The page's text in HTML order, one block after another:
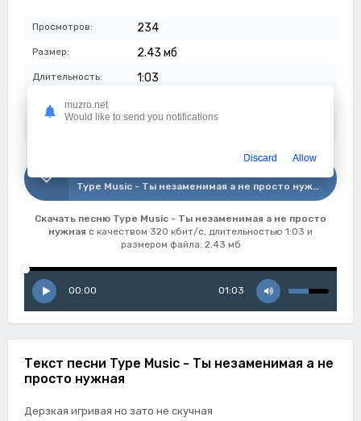
Просмотров: 234
Размер: 2.43 мб
Длительность: 1:03
Качество:
Type Music - Ты незаменимая а не просто нужная
Скачать песню Type Music - Ты незаменимая а не просто
нужная с качеством 320 кбит/с, длительностью 1:03 и
размером файла: 2.43 мб
00:00 01:03
Текст песни Type Music - Ты незаменимая а не
просто нужная
Дерзкая игривая но зато не скучная
muzro.net
Would like to send you notifications
Discard Allow